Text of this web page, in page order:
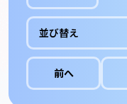
並び替え
前へ